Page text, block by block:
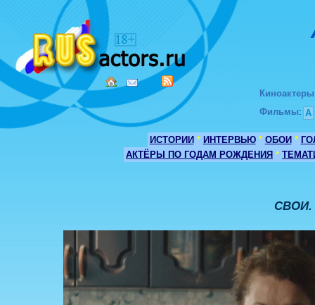
Киноактеры
Фильмы: А
ИСТОРИИ * ИНТЕРВЬЮ * ОБОИ *
АКТЁРЫ ПО ГОДАМ РОЖДЕНИЯ *
СВОИ.